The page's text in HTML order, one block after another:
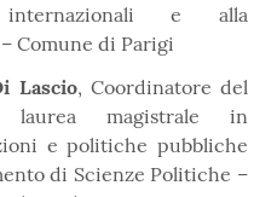
internazionali e alla
Comune di Parigi
Lascio, Coordinatore del
magistrale in
e politiche pubbliche
di Scienze Politiche –